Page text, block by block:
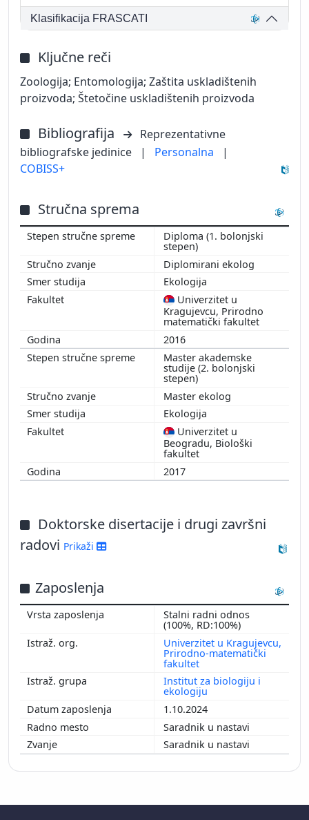
Klasifikacija FRASCATI
Ključne reči
Zoologija; Entomologija; Zaštita uskladištenih
proizvoda; Štetočine uskladištenih proizvoda
Bibliografija
Reprezentativne
bibliografske jedinice
| Personalna
|
COBISS+
Stručna sprema
Diploma (1. bolonjski
stepen)
Diplomirani ekolog
Ekologija
Univerzitet u
Kragujevcu, Prirodno
matematički fakultet
2016
Master akademske
studije (2. bolonjski
stepen)
Master ekolog
Ekologija
Univerzitet u
Beogradu, Biološki
fakultet
2017
Doktorske disertacije i drugi završni
radovi Prikaži
Zaposlenja
Stalni radni odnos
(100%, RD:100%)
Univerzitet u Kragujevcu,
Prirodno-matematički
fakultet
Institut za biologiju i
ekologiju
1.10.2024
Saradnik u nastavi
Saradnik u nastavi